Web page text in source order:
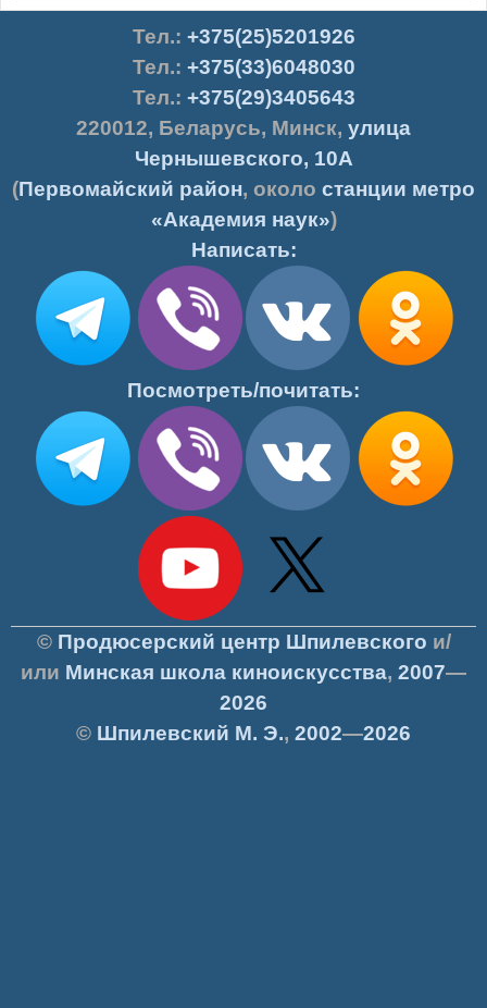
Тел.: +375(25)5201926
Тел.: +375(33)6048030
Тел.: +375(29)3405643
220012, Беларусь, Минск, улица
Чернышевского, 10А
(Первомайский район, около станции метро
«Академия наук»)
Написать:
Посмотреть/почитать:
© Продюсерский центр Шпилевского и/
или Минская школа киноискусства, 2007—
2026
© Шпилевский М. Э., 2002—2026